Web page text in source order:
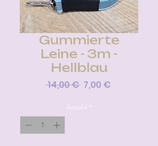
Gummierte
Leine - 3m -
Hellblau
14,00 € Standardpreis
7,00 €Sale-
Anzahl *